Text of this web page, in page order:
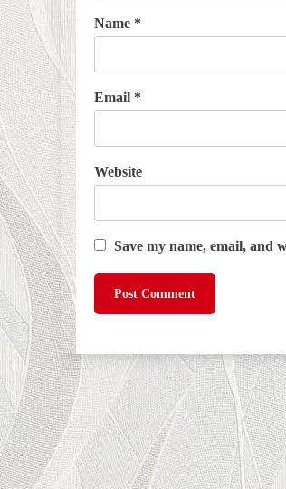
Name *
Email *
Website
Save my name, email, and